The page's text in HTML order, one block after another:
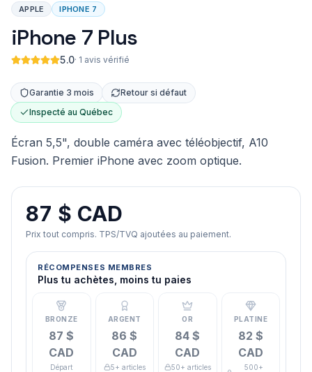
APPLE IPHONE 7
iPhone 7 Plus
5.0· 1 avis vérifié
Garantie 3 mois
Retour si défaut
Inspecté au Québec
Écran 5,5", double caméra avec téléobjectif, A10
Fusion. Premier iPhone avec zoom optique.
87 $ CAD
Prix tout compris. TPS/TVQ ajoutées au paiement.
RÉCOMPENSES MEMBRES
Plus tu achètes, moins tu paies
BRONZE
87 $
CAD
Départ
ARGENT
86 $
CAD
5+ articles
OR
84 $
CAD
50+ articles
PLATINE
82 $
CAD
500+